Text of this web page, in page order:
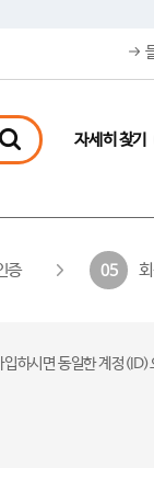
자세히 찾기
증 05
하시면 동일한 계정(ID)